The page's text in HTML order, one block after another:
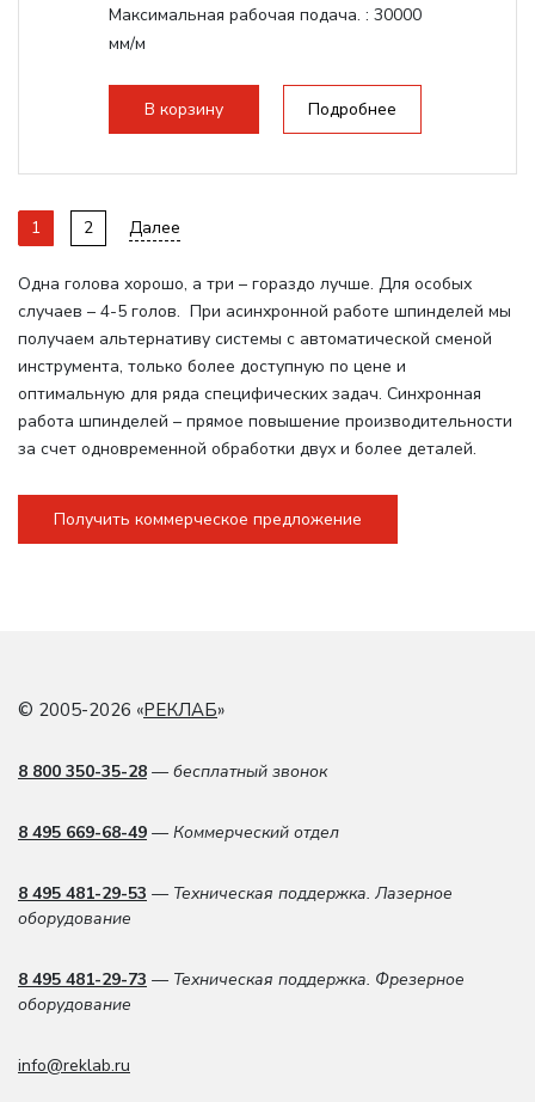
Максимальная рабочая подача. : 30000
мм/м
стандартно:Вакуумный стол
Цанговый патрон:ER32
В корзину Подробнее
1 2 Далее
Одна голова хорошо, а три – гораздо лучше. Для особых
случаев – 4-5 голов. При асинхронной работе шпинделей мы
получаем альтернативу системы с автоматической сменой
инструмента, только более доступную по цене и
оптимальную для ряда специфических задач. Синхронная
работа шпинделей – прямое повышение производительности
за счет одновременной обработки двух и более деталей.
Получить коммерческое предложение
© 2005-2026 «РЕКЛАБ»
8 800 350-35-28 — бесплатный звонок
8 495 669-68-49 — Коммерческий отдел
8 495 481-29-53 — Техническая поддержка. Лазерное
оборудование
8 495 481-29-73 — Техническая поддержка. Фрезерное
оборудование
info@reklab.ru